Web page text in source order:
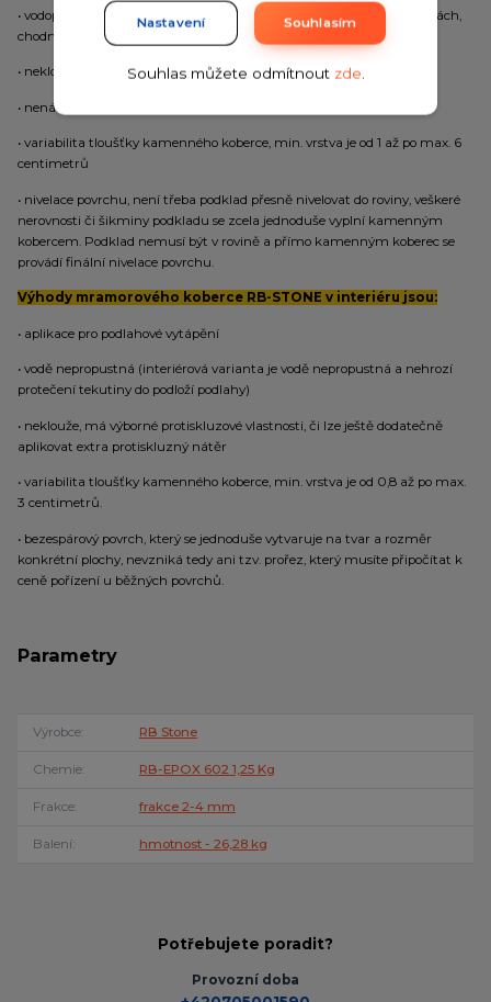
• vodopropustný (netvoří se kaluže, což je výhoda na příjezdových cestách,
chodnících a u bazénů)
• neklouže, v zimním období má výborné protiskluzové vlastnosti
• nenáročný na údržbu a to jak v létě, tak i v zimním období
• variabilita tloušťky kamenného koberce, min. vrstva je od 1 až po max. 6
centimetrů
• nivelace povrchu, není třeba podklad přesně nivelovat do roviny, veškeré
nerovnosti či šikminy podkladu se zcela jednoduše vyplní kamenným
kobercem. Podklad nemusí být v rovině a přímo kamenným koberec se
provádí finální nivelace povrchu.
Výhody mramorového koberce RB-STONE v interiéru jsou:
• aplikace pro podlahové vytápění
• vodě nepropustná (interiérová varianta je vodě nepropustná a nehrozí
protečení tekutiny do podloží podlahy)
• neklouže, má výborné protiskluzové vlastnosti, či lze ještě dodatečně
aplikovat extra protiskluzný nátěr
• variabilita tloušťky kamenného koberce, min. vrstva je od 0,8 až po max.
3 centimetrů.
• bezespárový povrch, který se jednoduše vytvaruje na tvar a rozměr
konkrétní plochy, nevzniká tedy ani tzv. prořez, který musíte připočítat k
ceně pořízení u běžných povrchů.
Parametry
Výrobce RB Stone
Chemie RB-EPOX 602 1,25 Kg
Frakce frakce 2-4 mm
Balení hmotnost - 26,28 kg
Potřebujete poradit?
Provozní doba
Nastavení Souhlasím
Souhlas můžete odmítnout zde.